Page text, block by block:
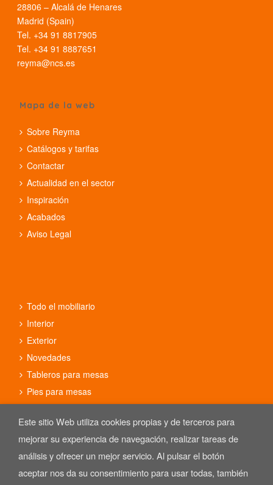
28806 – Alcalá de Henares
Madrid (Spain)
Tel. +34 91 8817905
Tel. +34 91 8887651
reyma@ncs.es
Mapa de la web
Sobre Reyma
Catálogos y tarifas
Contactar
Actualidad en el sector
Inspiración
Acabados
Aviso Legal
Todo el mobiliario
Interior
Exterior
Novedades
Tableros para mesas
Pies para mesas
Copyright © 2025 REYMA mobiliario de hostelería. Las Imágenes de
Este sitio Web utiliza cookies propias y de terceros para
mejorar su experiencia de navegación, realizar tareas de
análisis y ofrecer un mejor servicio. Al pulsar el botón
aceptar nos da su consentimiento para usar todas, también